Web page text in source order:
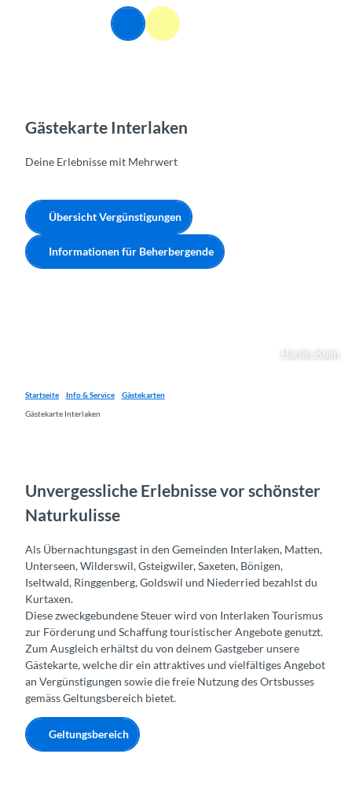
Suche Menü
Harder Kulm
Gästekarte Interlaken
Deine Erlebnisse mit Mehrwert
Übersicht Vergünstigungen
Informationen für Beherbergende
Startseite Info & Service
Gästekarten
Gästekarte Interlaken
Unvergessliche Erlebnisse vor schönster
Naturkulisse
Als Übernachtungsgast in den Gemeinden Interlaken, Matten,
Unterseen, Wilderswil, Gsteigwiler, Saxeten, Bönigen,
Iseltwald, Ringgenberg, Goldswil und Niederried bezahlst du
Kurtaxen.
Diese zweckgebundene Steuer wird von Interlaken Tourismus
zur Förderung und Schaffung touristischer Angebote genutzt.
Zum Ausgleich erhältst du von deinem Gastgeber unsere
Gästekarte, welche dir ein attraktives und vielfältiges Angebot
an Vergünstigungen sowie die freie Nutzung des Ortsbusses
gemäss Geltungsbereich bietet.
Geltungsbereich